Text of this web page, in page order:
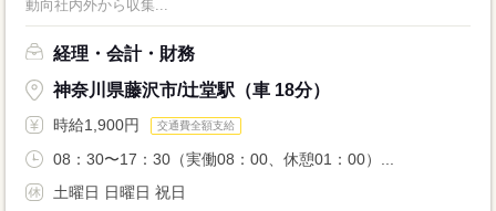
動向社内外から収集...
経理・会計・財務
神奈川県藤沢市/辻堂駅（車 18分）
時給1,900円 交通費全額支給
08：30〜17：30（実働08：00、休憩01：00）...
土曜日 日曜日 祝日